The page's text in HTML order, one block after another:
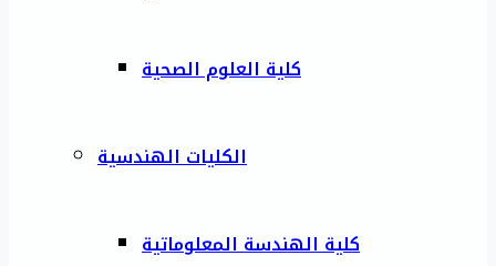
كلية العلوم الصحية
الكليات الهندسية
كلية الهندسة المعلوماتية